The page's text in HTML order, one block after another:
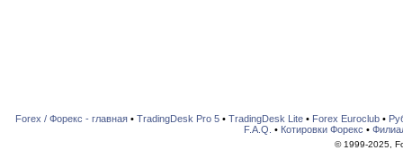
Forex / Форекс - главная• TradingDesk Pro 5• TradingDesk Lite• Forex Euroclub•
F.A.Q. • Котировки Форекс •
© 1999-2025,